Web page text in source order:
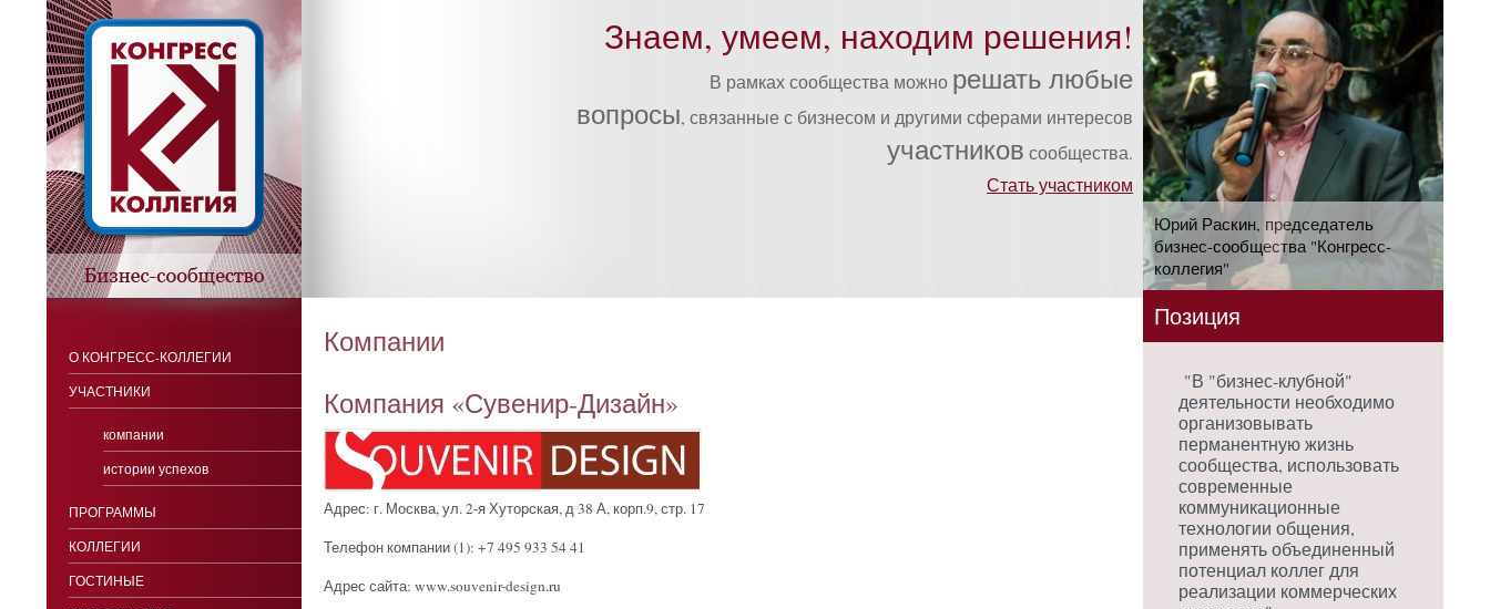
Знаем, умеем, находим решения!
В рамках сообщества можно решать любые
вопросы, связанные с бизнесом и другими сферами интересов
участников сообщества.
Стать участником
Компании
Ком­па­ния «Су­венир-Ди­зайн»
Адрес: г. Мос­ква, ул. 2-я Ху­тор­ская, д 38 А, корп.9, стр. 17
Телефон компании (1): +7 495 933 54 41
Адрес сайта: www.souvenir-design.ru
О КОНГРЕСС-КОЛЛЕГИИ
УЧАСТНИКИ
компании
истории успехов
ПРОГРАММЫ
КОЛЛЕГИИ
ГОСТИНЫЕ
Юрий Раскин, председатель
бизнес-сообщества "Конгресс-
коллегия"
Позиция
"В "бизнес-клубной"
деятельности необходимо
организовывать
перманентную жизнь
сообщества, использовать
современные
коммуникационные
технологии общения,
применять объединенный
потенциал коллег для
реализации коммерческих